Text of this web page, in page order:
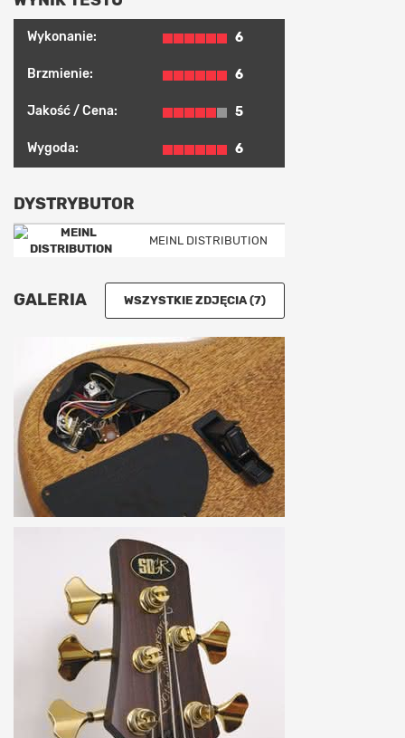
Wykonanie: 6
Brzmienie: 6
Jakość / Cena: 5
Wygoda: 6
DYSTRYBUTOR
MEINL DISTRIBUTION
GALERIA WSZYSTKIE ZDJĘCIA (7)